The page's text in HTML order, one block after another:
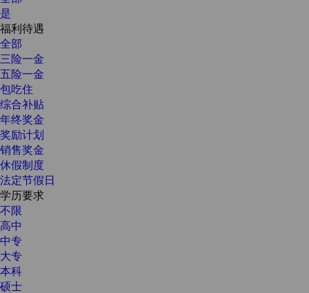
是
福利待遇
全部
三险一金
五险一金
包吃住
综合补贴
年终奖金
奖励计划
销售奖金
休假制度
法定节假日
学历要求
不限
高中
中专
大专
本科
硕士